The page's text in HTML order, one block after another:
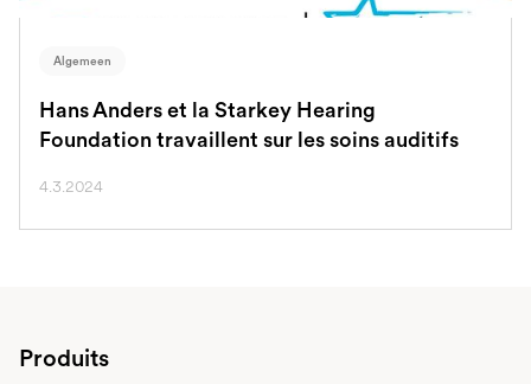
Algemeen
Hans Anders et la Starkey Hearing
Foundation travaillent sur les soins auditifs
4.3.2024
Produits